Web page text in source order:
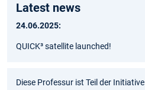
Latest news
24.06.2025:
QUICK³ satellite launched!
Diese Professur ist Teil der Initiative